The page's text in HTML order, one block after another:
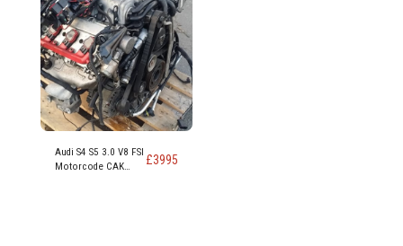
Audi S4 S5 3.0 V8 FSI
Motorcode CAK
£3995